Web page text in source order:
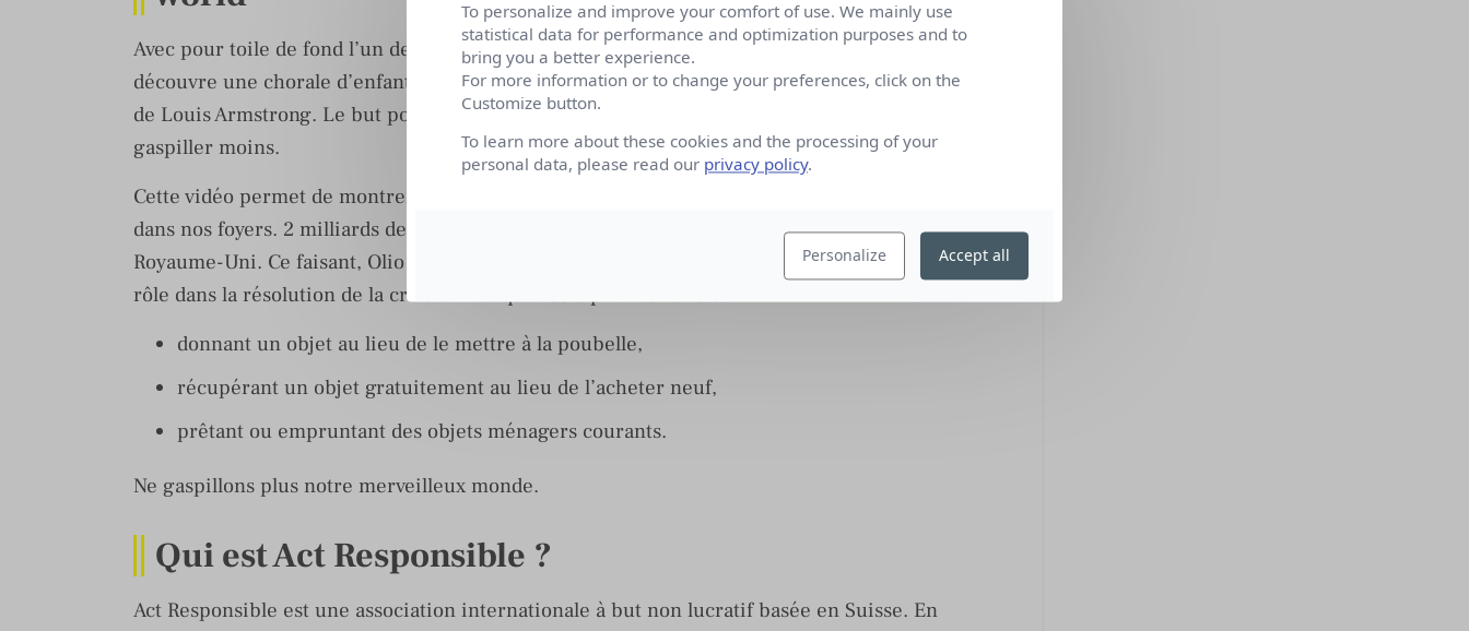
Avec pour toile de fond l’un des plus grands sites d’enfouissement du Royaume-Uni, on
découvre une chorale d’enfants chantant une interprétation de What a Wonderful World
de Louis Armstrong. Le but pour Olio est d’encourager les gens à partager plus et à
gaspiller moins.
Cette vidéo permet de montrer la quantité stupéfiante de déchets que nous produisons
dans nos foyers. 2 milliards de tonnes dans le monde et 1 tonne par ménage et par an au
Royaume-Uni. Ce faisant, Olio espère inciter tout le monde à agir, et ainsi à jouer un
rôle dans la résolution de la crise climatique. Cela peut se faire en :
donnant un objet au lieu de le mettre à la poubelle,
récupérant un objet gratuitement au lieu de l’acheter neuf,
prêtant ou empruntant des objets ménagers courants.
Ne gaspillons plus notre merveilleux monde.
Qui est Act Responsible ?
Act Responsible est une association internationale à but non lucratif basée en Suisse. En
To personalize and improve your comfort of use. We mainly use
statistical data for performance and optimization purposes and to
bring you a better experience.
For more information or to change your preferences, click on the
Customize button.
To learn more about these cookies and the processing of your
personal data, please read our privacy policy.
Personalize Accept all